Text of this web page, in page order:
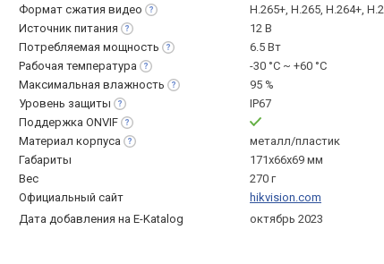
Формат сжатия видео
H.265+, H.265, H.264+,
Источник питания
12 В
Потребляемая мощность
6.5 Вт
Рабочая температура
-30 °C ~ +60 °С
Максимальная влажность
95 %
Уровень защиты
IP67
Поддержка ONVIF
Материал корпуса
металл/пластик
Габариты
171x66x69 мм
Вес
270 г
Официальный сайт
hikvision.com
Дата добавления на E-Katalog
октябрь 2023